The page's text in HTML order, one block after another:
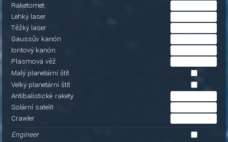
Raketomet
Lehký laser
Těžký laser
Gaussův kanón
Iontový kanón
Plasmová věž
Malý planetární štít
Velký planetární štít
Antibalistické rakety
Solární satelit
Crawler
Engineer